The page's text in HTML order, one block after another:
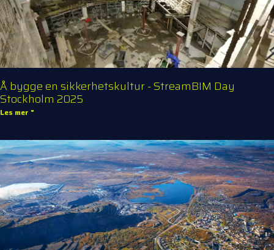
Å bygge en sikkerhetskultur - StreamBIM Day
Stockholm 2025
Les mer "